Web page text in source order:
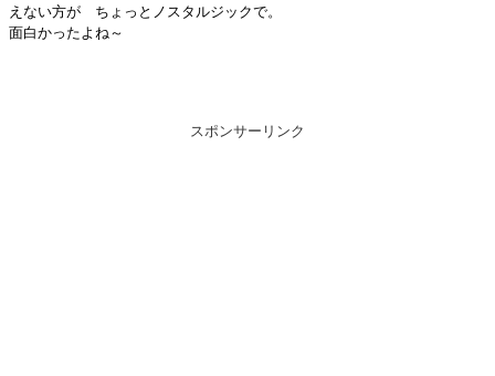
えない方が ちょっとノスタルジックで。
面白かったよね～
スポンサーリンク